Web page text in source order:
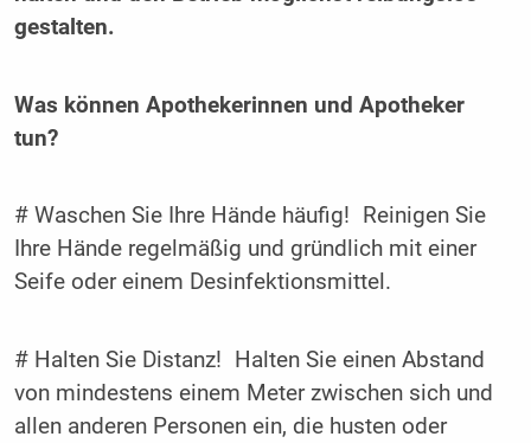
gestalten.
Was können Apothekerinnen und Apotheker
tun?
# Waschen Sie Ihre Hände häufig! Reinigen Sie
Ihre Hände regelmäßig und gründlich mit einer
Seife oder einem Desinfektionsmittel.
# Halten Sie Distanz! Halten Sie einen Abstand
von mindestens einem Meter zwischen sich und
allen anderen Personen ein, die husten oder